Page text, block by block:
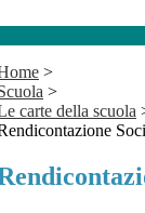
>
>
carte della scuola